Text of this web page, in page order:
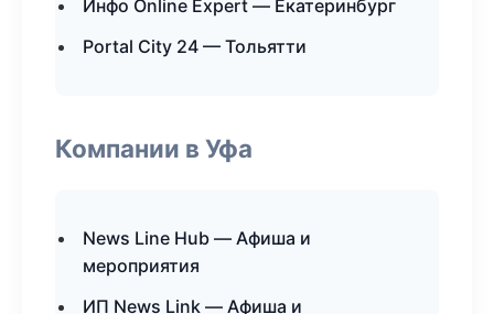
Инфо Online Expert — Екатеринбург
Portal City 24 — Тольятти
Компании в Уфа
News Line Hub — Афиша и
мероприятия
ИП News Link — Афиша и